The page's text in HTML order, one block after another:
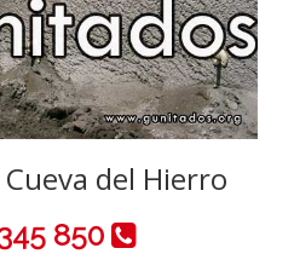
del Hierro
850